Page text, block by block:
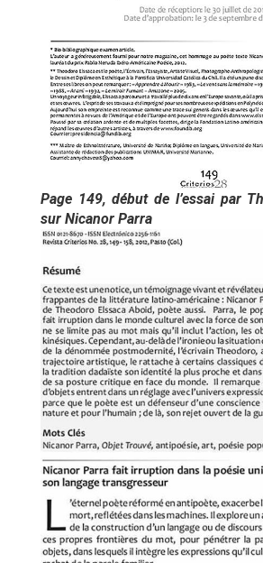
Page 149, début de l’essai par
sur Nicanor Parra